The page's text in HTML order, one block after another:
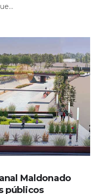
Maldonado
públicos